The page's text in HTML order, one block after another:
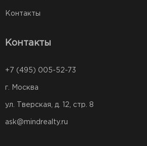
Контакты
Контакты
+7 (495) 005-52-73
г. Москва
ул. Тверская, д. 12, стр. 8
ask@mindrealty.ru